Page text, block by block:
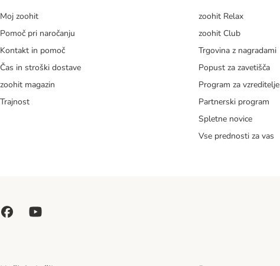
Moj zoohit
Pomoč pri naročanju
Kontakt in pomoč
Čas in stroški dostave
zoohit magazin
Trajnost
zoohit Relax
zoohit Club
Trgovina z nagradami
Popust za zavetišča
Program za vzreditelje
Partnerski program
Spletne novice
Vse prednosti za vas